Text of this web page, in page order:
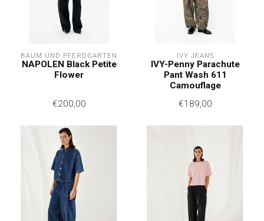
BAUM UND PFERDGARTEN
NAPOLEN Black Petite
Flower
€200,00
IVY JEANS
IVY-Penny Parachute
Pant Wash 611
Camouflage
€189,00